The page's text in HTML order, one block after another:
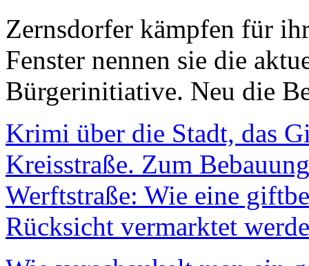
Zernsdorfer kämpfen für
Fenster nennen sie die
Bürgerinitiative. Neu die
Krimi über die Stadt, das
Kreisstraße. Zum
Werftstraße: Wie eine
Rücksicht vermarktet